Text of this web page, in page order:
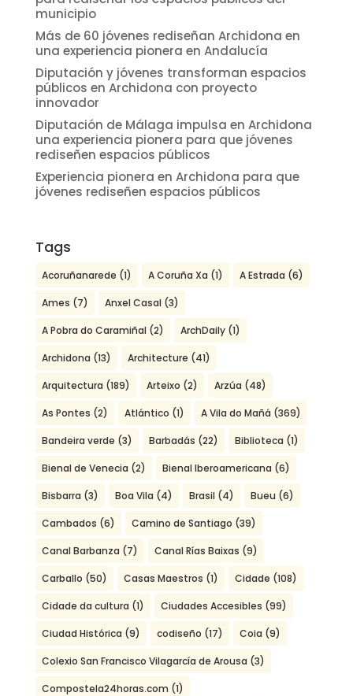
municipio
Más de 60 jóvenes rediseñan Archidona en
una experiencia pionera en Andalucía
Diputación y jóvenes transforman espacios
públicos en Archidona con proyecto
innovador
Diputación de Málaga impulsa en Archidona
una experiencia pionera para que jóvenes
rediseñen espacios públicos
Experiencia pionera en Archidona para que
jóvenes rediseñen espacios públicos
Tags
Acoruñanarede (1) A Coruña Xa (1) A Estrada (6)
Ames (7) Anxel Casal (3)
A Pobra do Caramiñal (2) ArchDaily(1)
Archidona (13) Architecture (41)
Arquitectura (189) Arteixo (2) Arzúa (48)
As Pontes (2) Atlántico (1) A Vila do Mañá (369)
Bandeira verde (3) Barbadás (22) Biblioteca (1)
Bienal de Venecia (2) Bienal Iberoamericana (6)
Bisbarra (3) Boa Vila (4) Brasil (4) Bueu (6)
Cambados (6) Camino de Santiago (39)
Canal Barbanza (7) Canal Rías Baixas (9)
Carballo (50) Casas Maestros (1) Cidade (108)
Cidade da cultura (1) Ciudades Accesibles (99)
Ciudad Histórica (9) codiseño (17) Coia (9)
Colexio San Francisco Vilagarcía de Arousa (3)
Compostela24horas.com (1)